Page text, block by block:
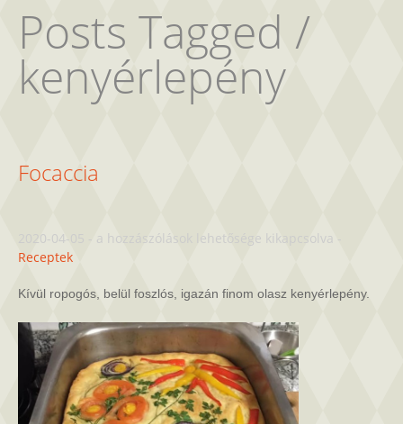
Posts Tagged /
kenyérlepény
Focaccia
2020-04-05 - Focaccia
a hozzászólások lehetősége kikapcsolva -
Receptek